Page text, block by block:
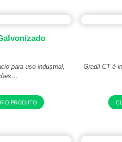
para uso industrial,
O PRODUTO
Gradil CT é